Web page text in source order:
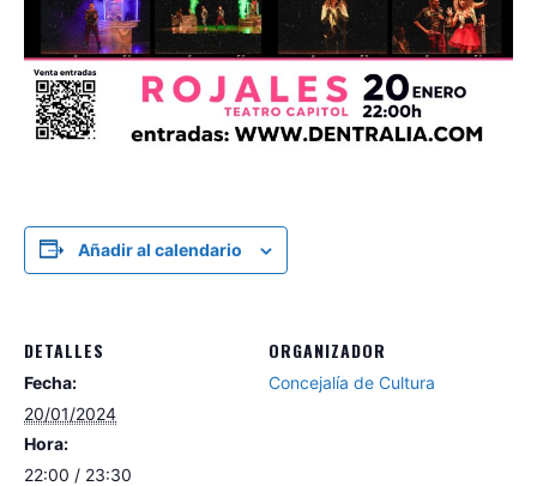
Añadir al calendario
DETALLES
Fecha:
20/01/2024
Hora:
22:00 / 23:30
ORGANIZADOR
Concejalía de Cultura